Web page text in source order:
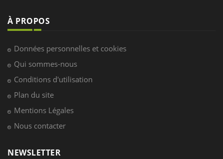
À PROPOS
Données personnelles et cookies
Qui sommes-nous
Conditions d'utilisation
Plan du site
Mentions Légales
Nous contacter
NEWSLETTER